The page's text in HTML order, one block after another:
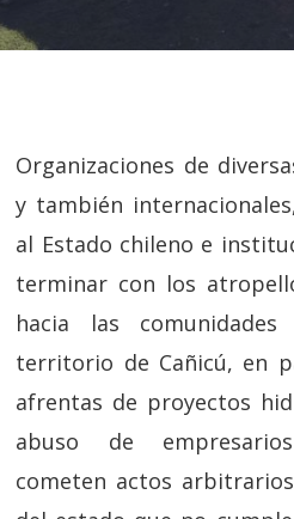
Organizaciones de
y también
al Estado chileno e
terminar con los
hacia las
territorio de Cañicú, en
afrentas de proyectos
abuso de
cometen actos